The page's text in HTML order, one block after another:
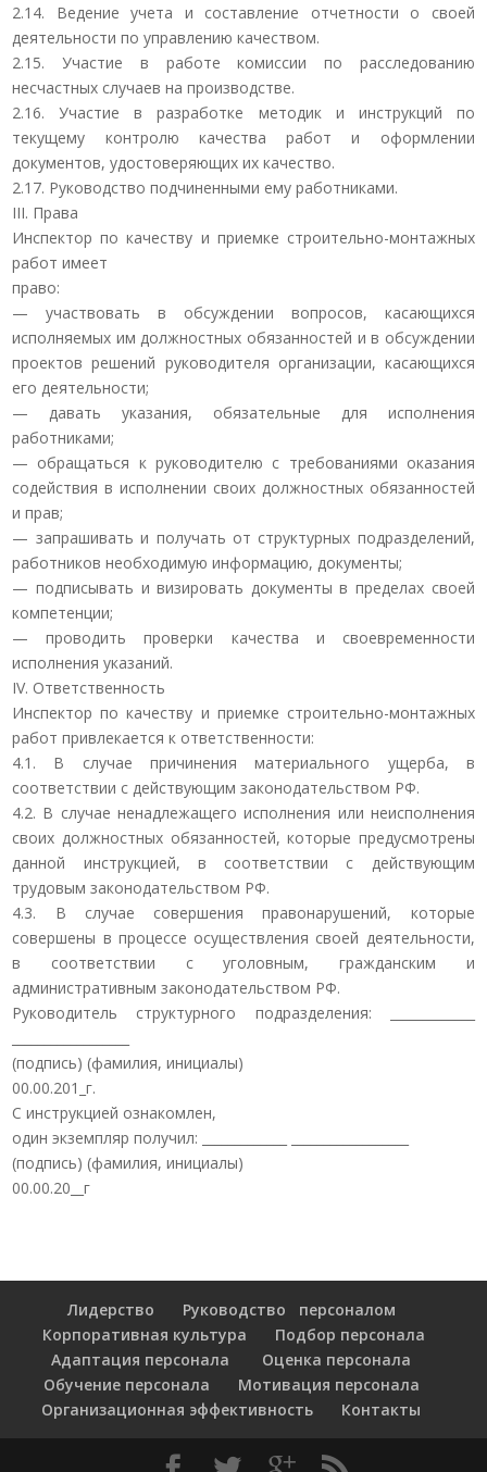
2.14. Ведение учета и составление отчетности о своей
деятельности по управлению качеством.
2.15. Участие в работе комиссии по расследованию
несчастных случаев на производстве.
2.16. Участие в разработке методик и инструкций по
текущему контролю качества работ и оформлении
документов, удостоверяющих их качество.
2.17. Руководство подчиненными ему работниками.
III. Права
Инспектор по качеству и приемке строительно-монтажных
работ имеет
право:
— участвовать в обсуждении вопросов, касающихся
исполняемых им должностных обязанностей и в обсуждении
проектов решений руководителя организации, касающихся
его деятельности;
— давать указания, обязательные для исполнения
работниками;
— обращаться к руководителю с требованиями оказания
содействия в исполнении своих должностных обязанностей
и прав;
— запрашивать и получать от структурных подразделений,
работников необходимую информацию, документы;
— подписывать и визировать документы в пределах своей
компетенции;
— проводить проверки качества и своевременности
исполнения указаний.
IV. Ответственность
Инспектор по качеству и приемке строительно-монтажных
работ привлекается к ответственности:
4.1. В случае причинения материального ущерба, в
соответствии с действующим законодательством РФ.
4.2. В случае ненадлежащего исполнения или неисполнения
своих должностных обязанностей, которые предусмотрены
данной инструкцией, в соответствии с действующим
трудовым законодательством РФ.
4.3. В случае совершения правонарушений, которые
совершены в процессе осуществления своей деятельности,
в соответствии с уголовным, гражданским и
административным законодательством РФ.
Руководитель структурного подразделения: _____________
(подпись) (фамилия, инициалы)
00.00.201_г.
С инструкцией ознакомлен,
один экземпляр получил: _____________ __________________
(подпись) (фамилия, инициалы)
00.00.20__г
Лидерство
Руководство персоналом
Корпоративная культура
Подбор персонала
Адаптация персонала
Оценка персонала
Обучение персонала
Мотивация персонала
Организационная эффективность
Контакты